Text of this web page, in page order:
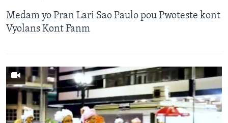
Medam yo Pran Lari Sao Paulo pou Pwoteste kont
Vyolans Kont Fanm